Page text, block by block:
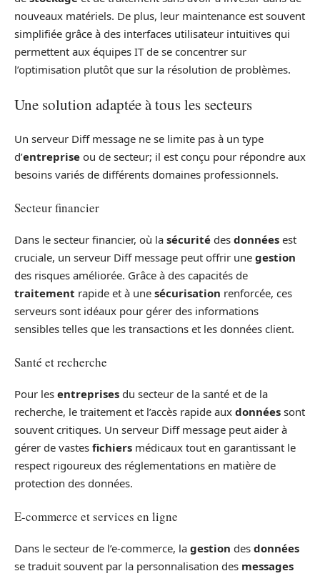
nouveaux matériels. De plus, leur maintenance est souvent
simplifiée grâce à des interfaces utilisateur intuitives qui
permettent aux équipes IT de se concentrer sur
l’optimisation plutôt que sur la résolution de problèmes.
Une solution adaptée à tous les secteurs
Un serveur Diff message ne se limite pas à un type
d’entreprise ou de secteur; il est conçu pour répondre aux
besoins variés de différents domaines professionnels.
Secteur financier
Dans le secteur financier, où la sécurité des données est
cruciale, un serveur Diff message peut offrir une gestion
des risques améliorée. Grâce à des capacités de
traitement rapide et à une sécurisation renforcée, ces
serveurs sont idéaux pour gérer des informations
sensibles telles que les transactions et les données client.
Santé et recherche
Pour les entreprises du secteur de la santé et de la
recherche, le traitement et l’accès rapide aux données sont
souvent critiques. Un serveur Diff message peut aider à
gérer de vastes fichiers médicaux tout en garantissant le
respect rigoureux des réglementations en matière de
protection des données.
E-commerce et services en ligne
Dans le secteur de l’e-commerce, la gestion des données
se traduit souvent par la personnalisation des messages